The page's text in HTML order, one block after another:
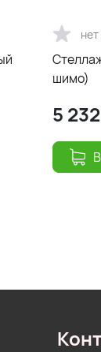
шимо)
5 232